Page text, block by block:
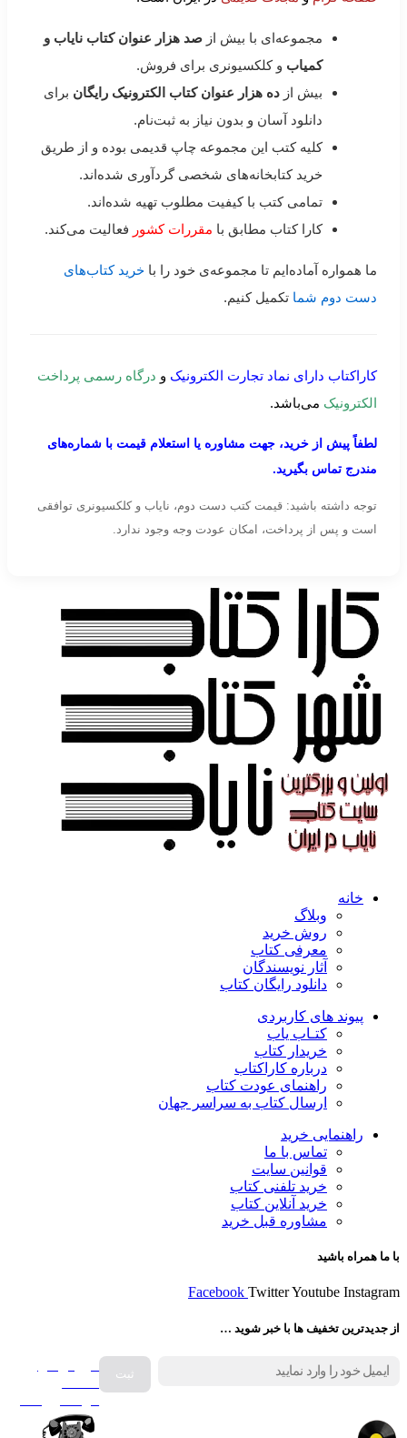
مجموعه‌ای با بیش از صد هزار عنوان کتاب نایاب و
کمیاب و کلکسیونری برای فروش.
بیش از ده هزار عنوان کتاب الکترونیک رایگان برای
دانلود آسان و بدون نیاز به ثبت‌نام.
کلیه کتب این مجموعه چاپ قدیمی بوده و از طریق
خرید کتابخانه‌های شخصی گردآوری شده‌اند.
تمامی کتب با کیفیت مطلوب تهیه شده‌اند.
کارا کتاب مطابق با مقررات کشور فعالیت می‌کند.
ما همواره آماده‌ایم تا مجموعه‌ی خود را با خرید کتاب‌های
دست دوم شما تکمیل کنیم.
کاراکتاب دارای نماد تجارت الکترونیک و درگاه رسمی پرداخت
الکترونیک می‌باشد.
لطفاً پیش از خرید، جهت مشاوره یا استعلام قیمت با شماره‌های
مندرج تماس بگیرید.
توجه داشته باشید: قیمت کتب دست دوم، نایاب و کلکسیونری توافقی
است و پس از پرداخت، امکان عودت وجه وجود ندارد.
خانه
وبلاگ
روش خرید
معرفی کتاب
آثار نویسندگان
دانلود رایگان کتاب
پیوند های کاربردی
کتـاب یاب
خریدار کتاب
درباره کاراکتاب
راهنمای عودت کتاب
ارسال کتاب به سراسر جهان
راهنمایی خرید
تماس با ما
قوانین سایت
خرید تلفنی کتاب
خرید آنلاین کتاب
مشاوره قبل خرید
با ما همراه باشید
Facebook TwitterYoutube Instagram
از جدیدترین تخفیف ها با خبر شوید …
فروش انواع